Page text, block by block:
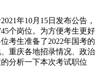
年10月15日发布公告，
个岗位。为方便考生更好
考生准备了2022年国考的
重庆各地招录情况、政治
分析一下本次考试职位